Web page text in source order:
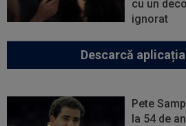
cu un
ignorat
Descarcă
Pete
la 54 de